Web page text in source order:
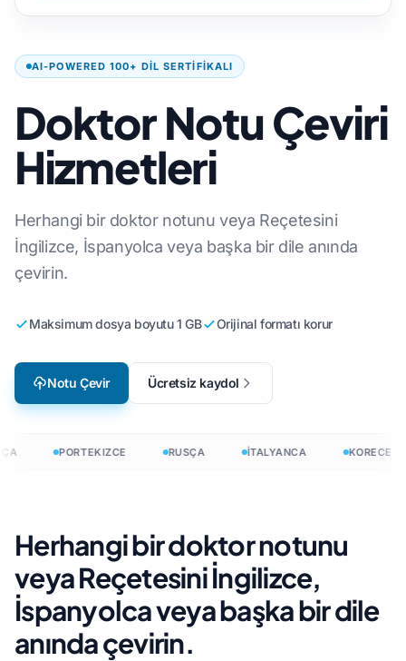
AI-POWERED 100+ DIL SERTIFIKALI
Doktor Notu Çeviri
Hizmetleri
Herhangi bir doktor notunu veya Reçetesini
İngilizce, İspanyolca veya başka bir dile anında
çevirin.
Maksimum dosya boyutu 1 GB Orijinal formatı korur
Notu Çevir Ücretsiz kaydol
PORTEKIZCE RUSÇA İTALYANCA KORECE
Herhangi bir doktor notunu
veya Reçetesini İngilizce,
İspanyolca veya başka bir dile
anında çevirin.